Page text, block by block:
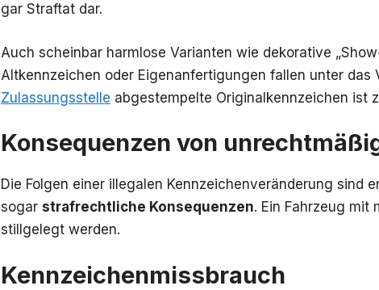
gar Straftat dar.
Auch scheinbar harmlose Varianten wie dekorative
Altkennzeichen oder Eigenanfertigungen fallen unter das
Zulassungsstelle abgestempelte Originalkennzeichen ist
Konsequenzen von
Die Folgen einer illegalen Kennzeichenveränderung sind
sogar strafrechtliche Konsequenzen. Ein Fahrzeug mit
stillgelegt werden.
Kennzeichenmissbrauch